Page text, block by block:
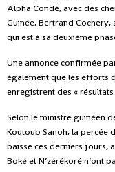
Alpha Condé, avec des
Guinée, Bertrand
qui est à sa deuxième
Une annonce confirmée
également que les efforts
enregistrent des «
Selon le ministre guinéen
Koutoub Sanoh, la percée
baisse ces derniers jours,
Boké et N’zérékoré n’ont